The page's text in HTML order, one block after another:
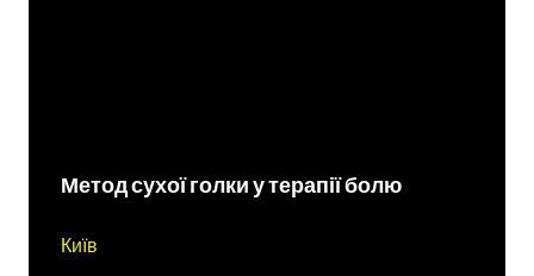
Метод сухої голки у терапії болю
Київ